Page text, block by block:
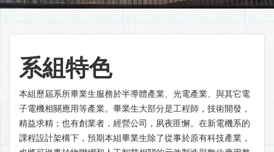
系組特色
本組歷屆系所畢業生服務於半導體產業、光電產業、與其它電
子電機相關應用等產業。畢業生大部分是工程師，技術開發，
精益求精；也有創業者，經營公司，夙夜匪懈。在新電機系的
課程設計架構下，預期本組畢業生除了從事於原有科技產業，